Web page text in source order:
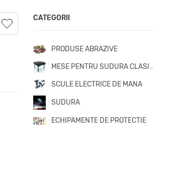
CATEGORII
PRODUSE ABRAZIVE
MESE PENTRU SUDURA CLASICE
SCULE ELECTRICE DE MANA
SUDURA
ECHIPAMENTE DE PROTECTIE